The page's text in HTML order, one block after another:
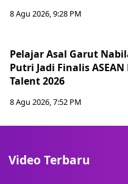
8 Agu 2026, 9:28 PM
Pelajar Asal Garut
Putri Jadi Finalis
Talent 2026
8 Agu 2026, 7:52 PM
Video Terbaru